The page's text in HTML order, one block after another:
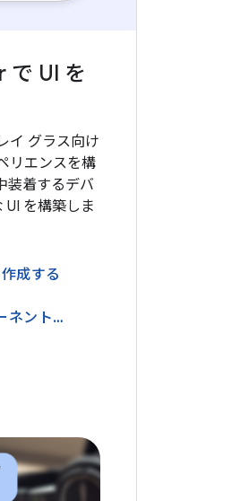
UI を
イ グラス向け
リエンスを構
装着するデバ
を構築しま
成する
Jetpack Compose Glimmer コンポーネントの設計について学習する